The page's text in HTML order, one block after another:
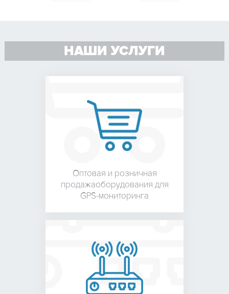
НАШИ УСЛУГИ
Оптовая и розничная
продажаоборудования для
GPS-мониторинга